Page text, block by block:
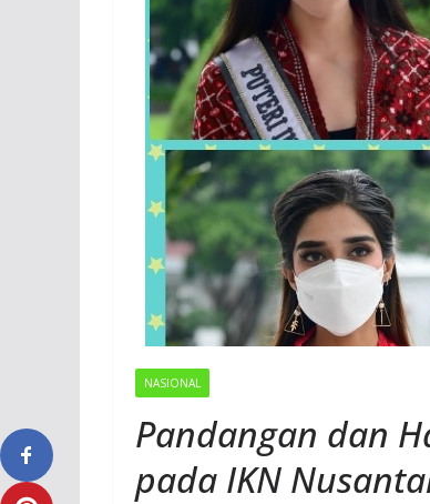
NASIONAL
Pandangan dan
pada IKN